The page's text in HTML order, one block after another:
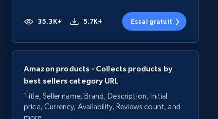
35.3K+ 5.7K+ Essai gratuit
Amazon products - Collects products by
best sellers category URL
Title, Seller name, Brand, Description, Initial
price, Currency, Availability, Reviews count, and